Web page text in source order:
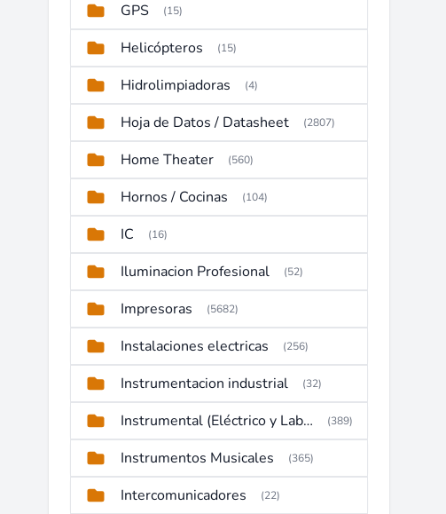
GPS (15)
Helicópteros (15)
Hidrolimpiadoras (4)
Hoja de Datos / Datasheet (2807)
Home Theater (560)
Hornos / Cocinas (104)
IC (16)
Iluminacion Profesional (52)
Impresoras (5682)
Instalaciones electricas (256)
Instrumentacion industrial (32)
Instrumental (Eléctrico y Laboratorio) (389)
Instrumentos Musicales (365)
Intercomunicadores (22)